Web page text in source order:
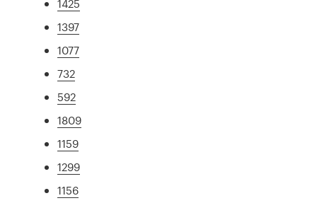
1425
1397
1077
732
592
1809
1159
1299
1156